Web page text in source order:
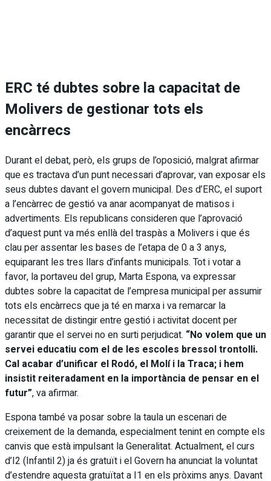
ERC té dubtes sobre la capacitat de
Molivers de gestionar tots els
encàrrecs
Durant el debat, però, els grups de l’oposició, malgrat afirmar
que es tractava d’un punt necessari d’aprovar, van exposar els
seus dubtes davant el govern municipal. Des d’ERC, el suport
a l’encàrrec de gestió va anar acompanyat de matisos i
advertiments. Els republicans consideren que l’aprovació
d’aquest punt va més enllà del traspàs a Molivers i que és
clau per assentar les bases de l’etapa de 0 a 3 anys,
equiparant les tres llars d’infants municipals. Tot i votar a
favor, la portaveu del grup, Marta Espona, va expressar
dubtes sobre la capacitat de l’empresa municipal per assumir
tots els encàrrecs que ja té en marxa i va remarcar la
necessitat de distingir entre gestió i activitat docent per
garantir que el servei no en surti perjudicat. “No volem que un
servei educatiu com el de les escoles bressol trontolli.
Cal acabar d’unificar el Rodó, el Molí i la Traca; i hem
insistit reiteradament en la importància de pensar en el
futur”, va afirmar.
Espona també va posar sobre la taula un escenari de
creixement de la demanda, especialment tenint en compte els
canvis que està impulsant la Generalitat. Actualment, el curs
d’I2 (Infantil 2) ja és gratuït i el Govern ha anunciat la voluntat
d’estendre aquesta gratuïtat a I1 en els pròxims anys. Davant